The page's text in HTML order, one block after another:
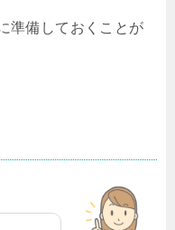
準備しておくことが